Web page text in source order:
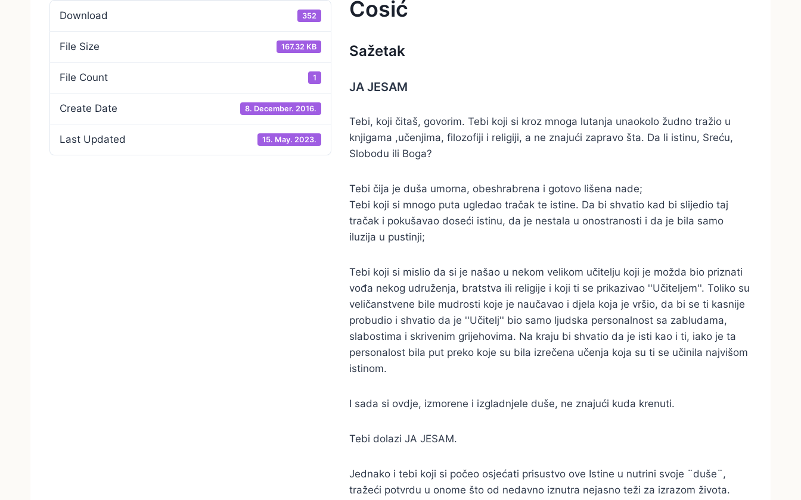
Download 352
File Size 167.32 KB
File Count 1
Create Date 8. December. 2016.
Last Updated 15. May. 2023.
Ćosić
Sažetak
JA JESAM
Tebi, koji čitaš, govorim. Tebi koji si kroz mnoga lutanja unaokolo žudno tražio u
knjigama ,učenjima, filozofiji i religiji, a ne znajući zapravo šta. Da li istinu, Sreću,
Slobodu ili Boga?
Tebi čija je duša umorna, obeshrabrena i gotovo lišena nade;
Tebi koji si mnogo puta ugledao tračak te istine. Da bi shvatio kad bi slijedio taj
tračak i pokušavao doseći istinu, da je nestala u onostranosti i da je bila samo
iluzija u pustinji;
Tebi koji si mislio da si je našao u nekom velikom učitelju koji je možda bio priznati
vođa nekog udruženja, bratstva ili religije i koji ti se prikazivao ''Učiteljem''. Toliko su
veličanstvene bile mudrosti koje je naučavao i djela koja je vršio, da bi se ti kasnije
probudio i shvatio da je ''Učitelj'' bio samo ljudska personalnost sa zabludama,
slabostima i skrivenim grijehovima. Na kraju bi shvatio da je isti kao i ti, iako je ta
personalost bila put preko koje su bila izrečena učenja koja su ti se učinila najvišom
istinom.
I sada si ovdje, izmorene i izgladnjele duše, ne znajući kuda krenuti.
Tebi dolazi JA JESAM.
Jednako i tebi koji si počeo osjećati prisustvo ove Istine u nutrini svoje ¨duše¨,
tražeći potvrdu u onome što od nedavno iznutra nejasno teži za izrazom života.